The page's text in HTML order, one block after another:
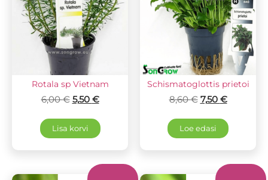
Rotala sp Vietnam
6,00€ 5,50 €
Lisa korvi
Schismatoglottis prietoi
8,60€ 7,50 €
Loe edasi